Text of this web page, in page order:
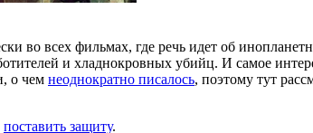
во всех фильмах, где речь идет об
и хладнокровных убийц. И самое
о чем неоднократно писалось, поэтому тут
поставить защиту.